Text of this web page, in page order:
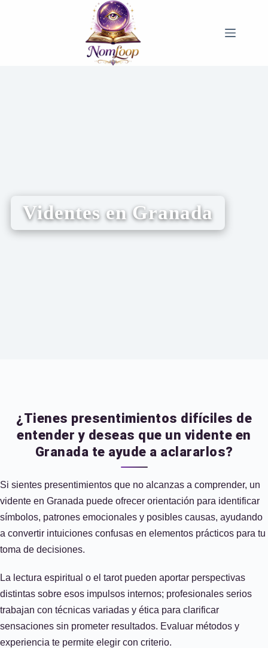
Videntes en Granada
¿Tienes presentimientos difíciles de
entender y deseas que un vidente en
Granada te ayude a aclararlos?
Si sientes presentimientos que no alcanzas a comprender, un
vidente en Granada puede ofrecer orientación para identificar
símbolos, patrones emocionales y posibles causas, ayudando
a convertir intuiciones confusas en elementos prácticos para tu
toma de decisiones.
La lectura espiritual o el tarot pueden aportar perspectivas
distintas sobre esos impulsos internos; profesionales serios
trabajan con técnicas variadas y ética para clarificar
sensaciones sin prometer resultados. Evaluar métodos y
experiencia te permite elegir con criterio.